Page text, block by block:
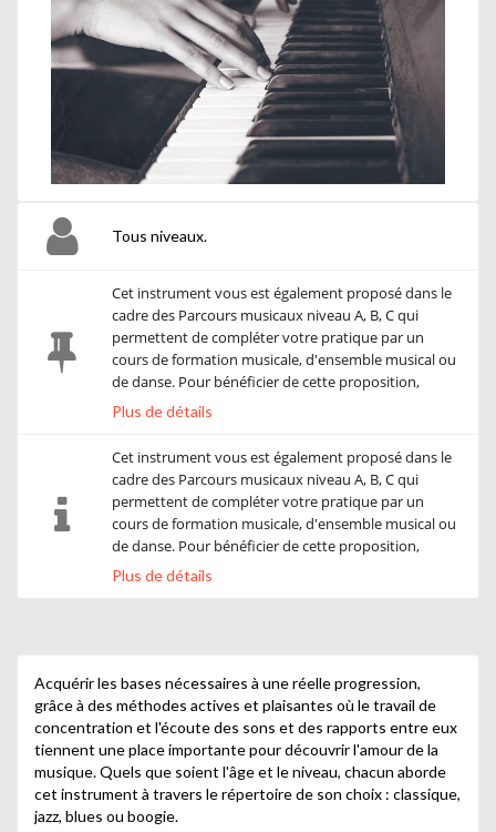
Tous niveaux.
Cet instrument vous est également proposé dans le
cadre des Parcours musicaux niveau A, B, C qui
permettent de compléter votre pratique par un
cours de formation musicale, d'ensemble musical ou
de danse. Pour bénéficier de cette proposition,
veuillez sélectionner votre instrument dans les
pratique. Vous bénéficierez ainsi d'un tarif
préférentiel.
Plus de détails
Cet instrument vous est également proposé dans le
cadre des Parcours musicaux niveau A, B, C qui
permettent de compléter votre pratique par un
cours de formation musicale, d'ensemble musical ou
de danse. Pour bénéficier de cette proposition,
veuillez sélectionner votre instrument dans les
Plus de détails
Acquérir les bases nécessaires à une réelle progression,
grâce à des méthodes actives et plaisantes où le travail de
concentration et l'écoute des sons et des rapports entre eux
tiennent une place importante pour découvrir l'amour de la
musique. Quels que soient l'âge et le niveau, chacun aborde
cet instrument à travers le répertoire de son choix : classique,
jazz, blues ou boogie.